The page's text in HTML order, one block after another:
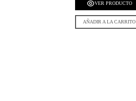
VER PRODUCTO
AÑADIR A LA CARRITO